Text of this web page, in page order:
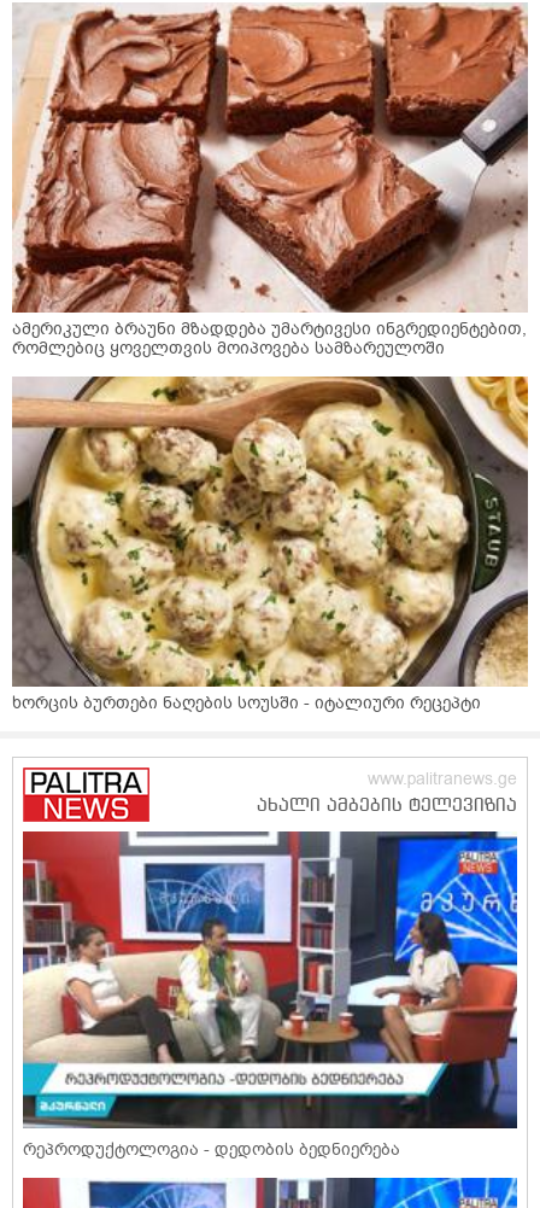
ამერიკული ბრაუნი მზადდება უმარტივესი ინგრედიენტებით,
რომლებიც ყოველთვის მოიპოვება სამზარეულოში
ხორცის ბურთები ნაღების სოუსში - იტალიური რეცეპტი
რეპროდუქტოლოგია - დედობის ბედნიერება